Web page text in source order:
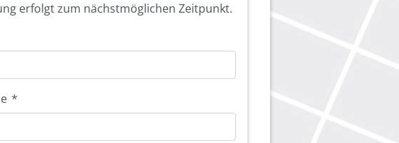
erfolgt zum nächstmöglichen Zeitpunkt.
*